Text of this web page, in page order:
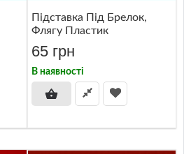
Підставка Під Брелок,
Флягу Пластик
65 грн
В наявності